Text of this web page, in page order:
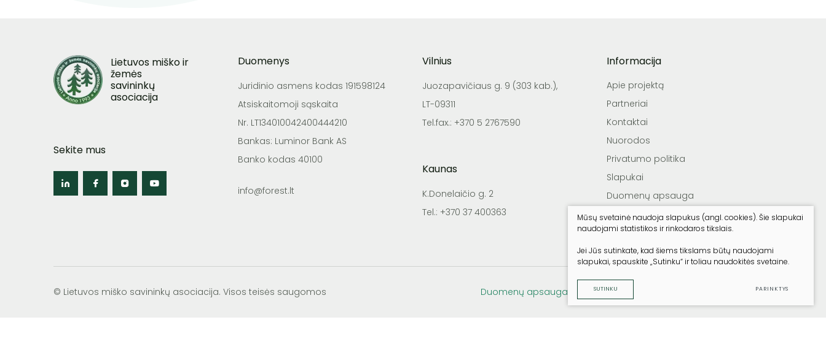
Lietuvos miško ir
žemės
savininkų
asociacija
Sekite mus
Duomenys
Juridinio asmens kodas 191598124
Atsiskaitomoji sąskaita
Nr. LT134010042400444210
Bankas: Luminor Bank AS
Banko kodas 40100
info@forest.lt
Vilnius
Juozapavičiaus g. 9 (303 kab.),
LT-09311
Tel.fax.: +370 5 2767590
Kaunas
K.Donelaičio g. 2
Tel.: +370 37 400363
Informacija
Apie projektą
Partneriai
Kontaktai
Nuorodos
Privatumo politika
Slapukai
Duomenų apsauga
Reklamos sąlygos
Teisės aktai
© Lietuvos miško savininkų asociacija. Visos teisės saugomos Duomenų apsauga TEXUS
Mūsų svetainė naudoja slapukus (angl. cookies). Šie slapukai
naudojami statistikos ir rinkodaros tikslais.
Jei Jūs sutinkate, kad šiems tikslams būtų naudojami
slapukai, spauskite „Sutinku“ ir toliau naudokitės svetaine.
SUTINKU PARINKTYS